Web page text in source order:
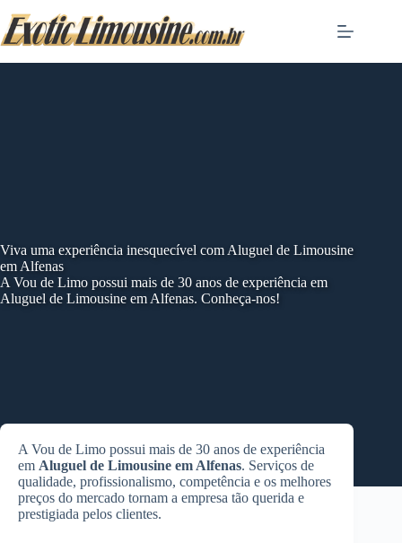
to
content
Viva uma experiência inesquecível com Aluguel de Limousine
em Alfenas
A Vou de Limo possui mais de 30 anos de experiência em
Aluguel de Limousine em Alfenas. Conheça-nos!
A Vou de Limo possui mais de 30 anos de experiência
em Aluguel de Limousine em Alfenas. Serviços de
qualidade, profissionalismo, competência e os melhores
preços do mercado tornam a empresa tão querida e
prestigiada pelos clientes.